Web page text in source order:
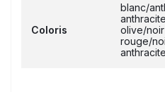
Coloris
blanc/
olive/
rouge/